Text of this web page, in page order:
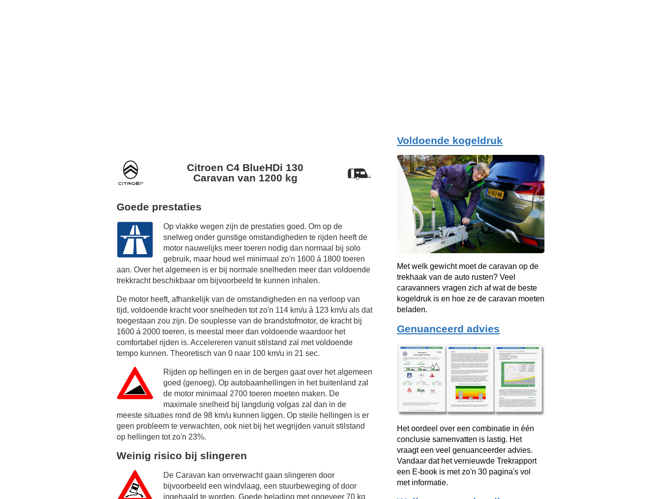
Citroen C4 BlueHDi 130
Caravan van 1200 kg
Goede prestaties
Op vlakke wegen zijn de prestaties goed. Om op de
snelweg onder gunstige omstandigheden te rijden heeft de
motor nauwelijks meer toeren nodig dan normaal bij solo
gebruik, maar houd wel minimaal zo'n 1600 á 1800 toeren
aan. Over het algemeen is er bij normale snelheden meer dan voldoende
trekkracht beschikbaar om bijvoorbeeld te kunnen inhalen.
De motor heeft, afhankelijk van de omstandigheden en na verloop van
tijd, voldoende kracht voor snelheden tot zo'n 114 km/u á 123 km/u als dat
toegestaan zou zijn. De souplesse van de brandstofmotor, de kracht bij
1600 á 2000 toeren, is meestal meer dan voldoende waardoor het
comfortabel rijden is. Accelereren vanuit stilstand zal met voldoende
tempo kunnen. Theoretisch van 0 naar 100 km/u in 21 sec.
Rijden op hellingen en in de bergen gaat over het algemeen
goed (genoeg). Op autobaanhellingen in het buitenland zal
de motor minimaal 2700 toeren moeten maken. De
maximale snelheid bij langdurig volgas zal dan in de
meeste situaties rond de 98 km/u kunnen liggen. Op steile hellingen is er
geen probleem te verwachten, ook niet bij het wegrijden vanuit stilstand
op hellingen tot zo'n 23%.
Weinig risico bij slingeren
De Caravan kan onverwacht gaan slingeren door
bijvoorbeeld een windvlaag, een stuurbeweging of door
ingehaald te worden. Goede belading met ongeveer 70 kg
Voldoende kogeldruk
Met welk gewicht moet de caravan op de
trekhaak van de auto rusten? Veel
caravanners vragen zich af wat de beste
kogeldruk is en hoe ze de caravan moeten
beladen.
Genuanceerd advies
Het oordeel over een combinatie in één
conclusie samenvatten is lastig. Het
vraagt een veel genuanceerder advies.
Vandaar dat het vernieuwde Trekrapport
een E-book is met zo'n 30 pagina's vol
met informatie.